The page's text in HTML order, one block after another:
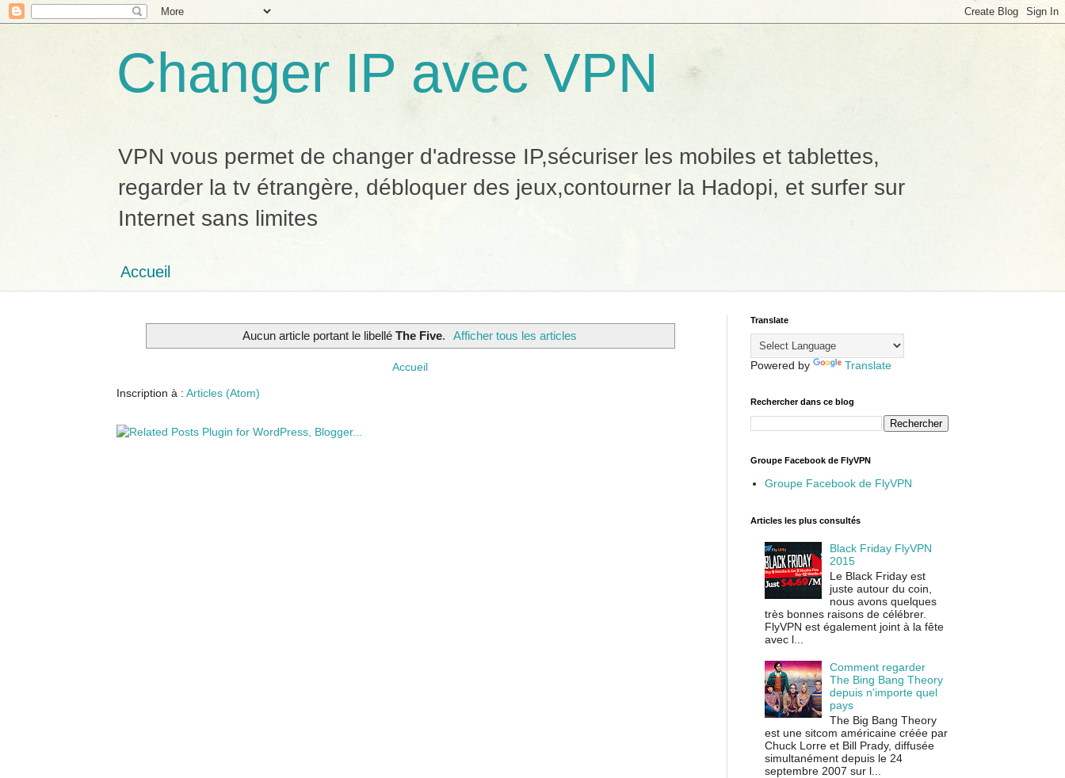
Changer IP avec VPN
VPN vous permet de changer d'adresse IP,sécuriser les mobiles et tablettes,
regarder la tv étrangère, débloquer des jeux,contourner la Hadopi, et surfer sur
Internet sans limites
Accueil
Aucun article portant le libellé The Five. Afficher tous les articles
Accueil
Inscription à : Articles (Atom)
Translate
Powered by Translate
Rechercher dans ce blog
Groupe Facebook de FlyVPN
Groupe Facebook de FlyVPN
Articles les plus consultés
Black Friday FlyVPN
2015
Le Black Friday est
juste autour du coin,
nous avons quelques
très bonnes raisons de célébrer.
FlyVPN est également joint à la fête
avec l...
Comment regarder
The Bing Bang Theory
depuis n'importe quel
pays
The Big Bang Theory
est une sitcom américaine créée par
Chuck Lorre et Bill Prady, diffusée
simultanément depuis le 24
septembre 2007 sur l...